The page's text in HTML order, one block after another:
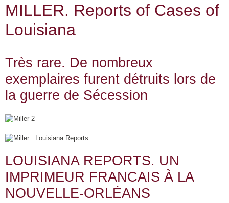
MILLER. Reports of Cases of
Louisiana
Très rare. De nombreux
exemplaires furent détruits lors de
la guerre de Sécession
LOUISIANA REPORTS. UN
IMPRIMEUR FRANCAIS À LA
NOUVELLE-ORLÉANS